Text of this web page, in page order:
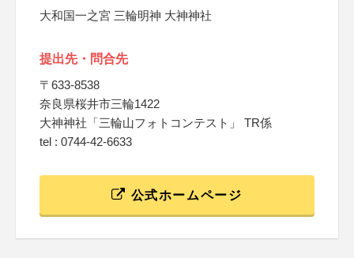
大和国一之宮 三輪明神 大神神社
提出先・問合先
〒633-8538
奈良県桜井市三輪1422
大神神社「三輪山フォトコンテスト」 TR係
tel : 0744-42-6633
公式ホームページ